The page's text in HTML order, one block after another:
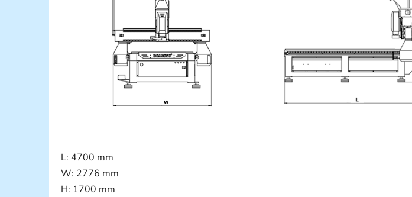
L: 4700 mm
W: 2776 mm
H: 1700 mm